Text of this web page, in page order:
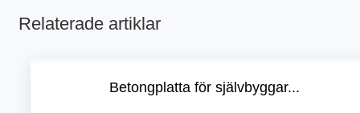
Relaterade artiklar
Betongplatta för självbyggar...